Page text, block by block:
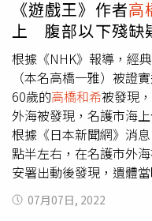
示，如果是正版卡，這
右（約新台幣86萬元）
《遊戲王》作者高
上 腹部以下殘缺
根據《NHK》報導，經
（本名高橋一雅）被證
60歲的高橋和希被發現
外海被發現，名護市海
根據《日本新聞網》消息
點半左右，在名護市外
安署出動後發現，遺體
海，下半身、腹部疑似
悉，高橋和希日前獨自
07月07日, 2022